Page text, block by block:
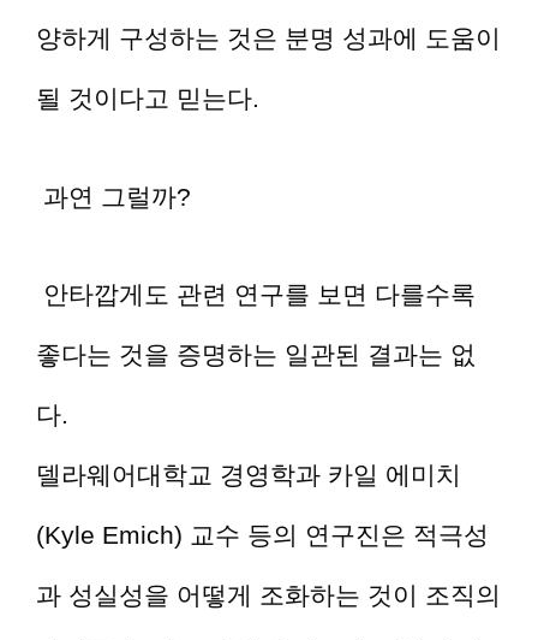
양하게 구성하는 것은 분명 성과에 도움이
될 것이다고 믿는다.
과연 그럴까?
안타깝게도 관련 연구를 보면 다를수록
좋다는 것을 증명하는 일관된 결과는 없
다.
델라웨어대학교 경영학과 카일 에미치
(Kyle Emich) 교수 등의 연구진은 적극성
과 성실성을 어떻게 조화하는 것이 조직의